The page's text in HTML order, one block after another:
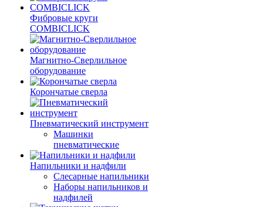
Фибровые круги
COMBICLICK
Магнитно-Сверлильное
оборудование
Корончатые сверла
Пневматический инструмент
Машинки
пневматические
Напильники и надфили
Слесарные напильники
Наборы напильников и
надфилей